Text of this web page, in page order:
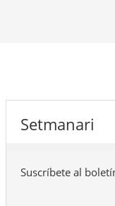
Setmanari
Suscríbete al